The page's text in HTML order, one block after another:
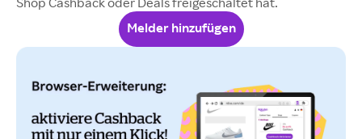
Melder hinzufügen